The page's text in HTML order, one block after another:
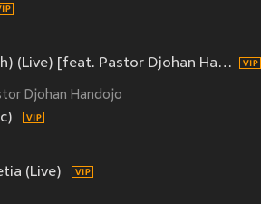
Ya Roh Kudus (Urapilah) (Live) [feat. Pastor Djohan Handojo]
Djohan Handojo
(Live)